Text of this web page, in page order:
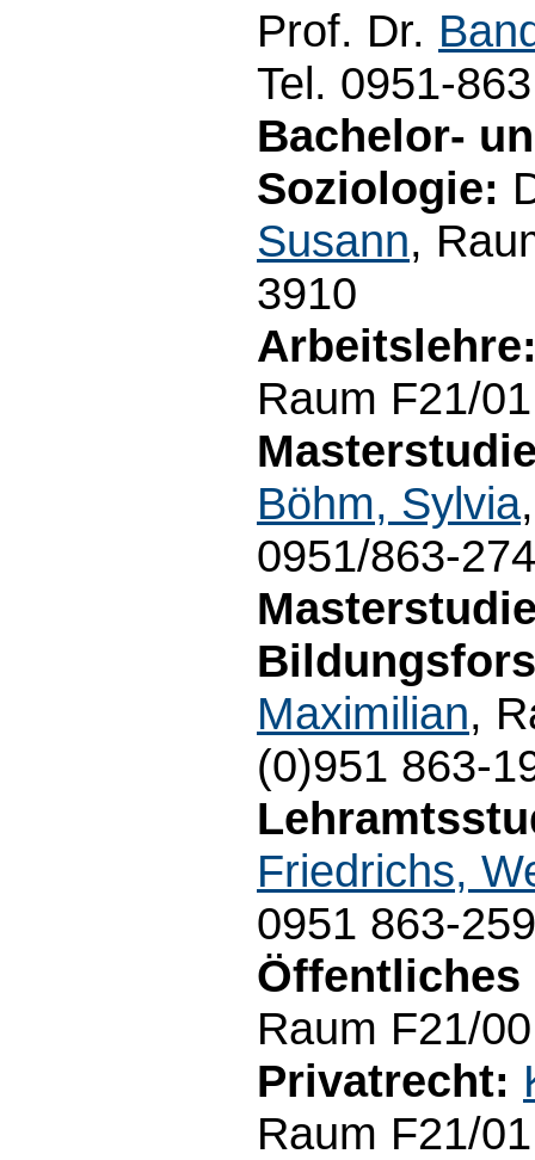
Prof. Dr.
Tel. 0951-
Bachelor-
Soziologie:
Susann,
3910
Raum F21/
Böhm, Sylvia
0951/863-
Maximilian,
(0)951 863-
Friedrichs,
0951 863-
Öffentliches
Raum F21/
Privatrecht:
Raum F21/